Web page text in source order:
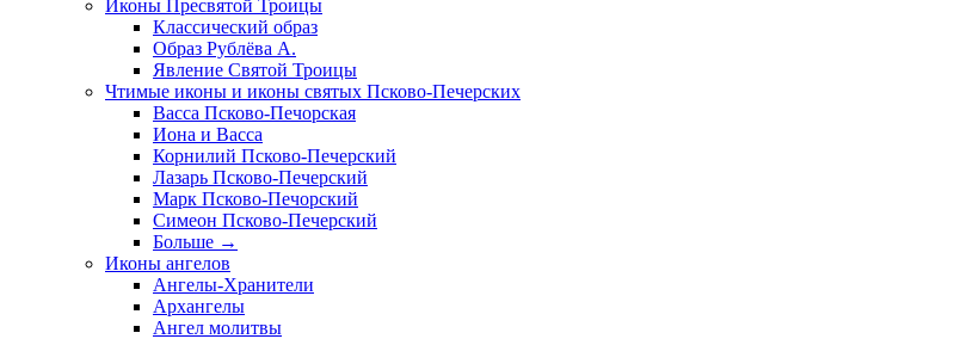
Иконы Пресвятой Троицы
Классический образ
Образ Рублёва А.
Явление Святой Троицы
Чтимые иконы и иконы святых Псково-Печерских
Васса Псково-Печорская
Иона и Васса
Корнилий Псково-Печерский
Лазарь Псково-Печерский
Марк Псково-Печорский
Симеон Псково-Печерский
Больше →
Иконы ангелов
Ангелы-Хранители
Архангелы
Ангел молитвы